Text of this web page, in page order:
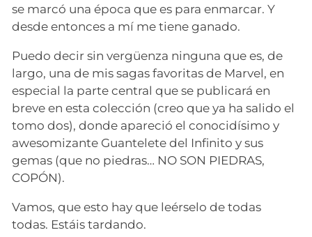
se marcó una época que es para enmarcar. Y
desde entonces a mí me tiene ganado.
Puedo decir sin vergüenza ninguna que es, de
largo, una de mis sagas favoritas de Marvel, en
especial la parte central que se publicará en
breve en esta colección (creo que ya ha salido el
tomo dos), donde apareció el conocidísimo y
awesomizante Guantelete del Infinito y sus
gemas (que no piedras… NO SON PIEDRAS,
COPÓN).
Vamos, que esto hay que leérselo de todas
todas. Estáis tardando.